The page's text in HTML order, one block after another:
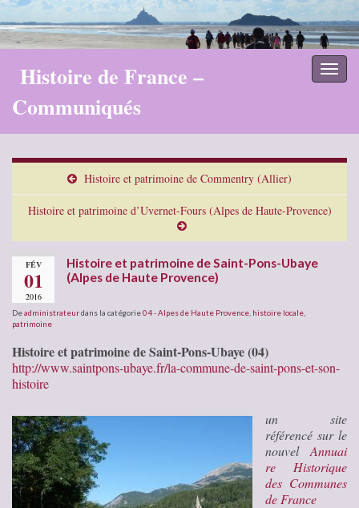
Histoire de France –
Communiqués
Histoire et patrimoine de Commentry (Allier)
Histoire et patrimoine d’Uvernet-Fours (Alpes de Haute-Provence)
FÉV
01
2016
Histoire et patrimoine de Saint-Pons-Ubaye
(Alpes de Haute Provence)
Deadministrateurdans la catégorie04 - Alpes de Haute Provence histoire locale
patrimoine
Histoire et patrimoine de Saint-Pons-Ubaye (04)
http://www.saintpons-ubaye.fr/la-commune-de-saint-pons-et-son-
histoire
un site
référencé sur le
nouvel Annuai
re Historique
des Communes
de France